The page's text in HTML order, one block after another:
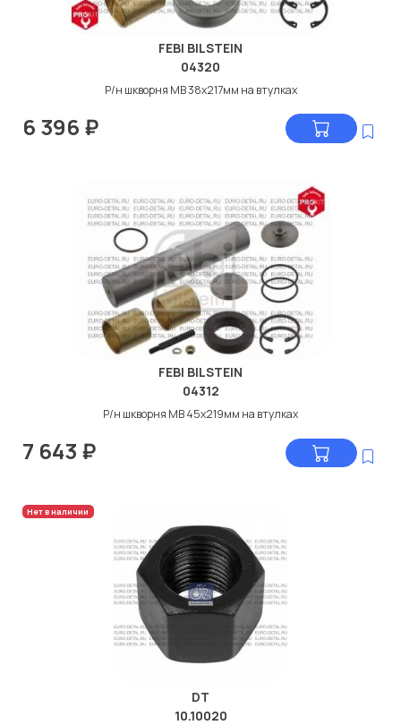
FEBI BILSTEIN
04320
Р/н шкворня МВ 38x217мм на втулках
6 396 ₽
FEBI BILSTEIN
04312
Р/н шкворня МВ 45x219мм на втулках
7 643 ₽
Нет в наличии
DT
10.10020